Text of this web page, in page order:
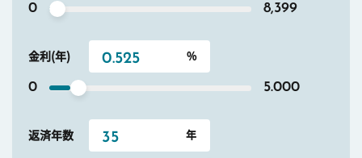
0 8,399
金利(年)
0 5.000
返済年数